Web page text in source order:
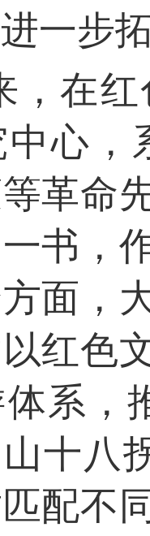
一步
，在
心，
革命
书，
面，
红色
系，
山十八
配不